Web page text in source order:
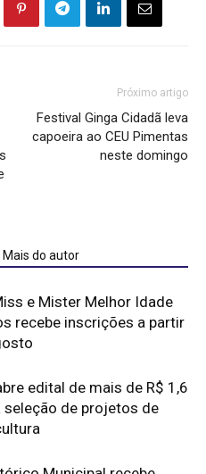
Próximo artigo
Festival Ginga Cidadã leva
capoeira ao CEU Pimentas
neste domingo
Mais do autor
e Mister Melhor Idade
recebe inscrições a partir
edital de mais de R$ 1,6
seleção de projetos de